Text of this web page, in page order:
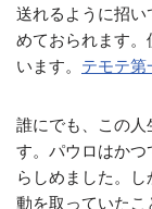
送れるように招
めておられます。
います。 テモテ第
誰にでも、この人
す。パウロはか
らしめました。
動を取っていたこ